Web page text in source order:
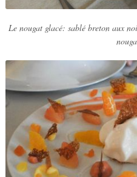
Le nougat glacé: sablé breton aux